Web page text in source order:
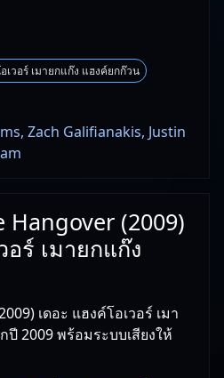
เวอร์ เมายกแก๊ง แฮงค์ยกก๊วน
Zach Galifianakis, Justin
Hangover (2009)
อร์ เมายกแก๊ง
เดอะ แฮงค์โอเวอร์ เมา
2009 พร้อมระบบเสียงให้